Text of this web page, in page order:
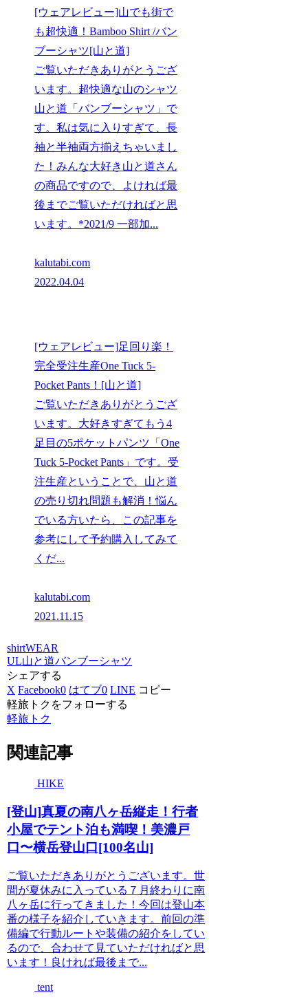
[ウェアレビュー]山でも街で
も超快適！Bamboo Shirt /バン
ブーシャツ[山と道]
ご覧いただきありがとうござ
います。超快適な山のシャツ
山と道「バンブーシャツ」で
す。私は気に入りすぎて、長
袖と半袖両方揃えちゃいまし
た！みんな大好き山と道さん
の商品ですので、よければ最
後までご覧いただければと思
います。*2021/9 一部加...
kalutabi.com
2022.04.04
[ウェアレビュー]足回り楽！
完全受注生産One Tuck 5-
Pocket Pants！[山と道]
ご覧いただきありがとうござ
います。大好きすぎてもう4
足目の5ポケットパンツ「One
Tuck 5-Pocket Pants」です。受
注生産ということで、山と道
の売り切れ問題も解消！悩ん
でいる方いたら、この記事を
参考にして予約購入してみて
くだ...
kalutabi.com
2021.11.15
shirtWEAR
UL山と道バンブーシャツ
シェアする
X Facebook0 はてブ0 LINE コピー
軽旅トクをフォローする
軽旅トク
関連記事
HIKE
[登山]真夏の南八ヶ岳縦走！行者
小屋でテント泊も満喫！美濃戸
口〜横岳登山口[100名山]
ご覧いただきありがとうございます。世
間が夏休みに入っている７月終わりに南
八ヶ岳に行ってきました！今回は登山本
番の様子を紹介していきます。前回の準
備編で行動ルートや装備の紹介をしてい
るので、合わせて見ていただければと思
います！良ければ最後まで...
tent